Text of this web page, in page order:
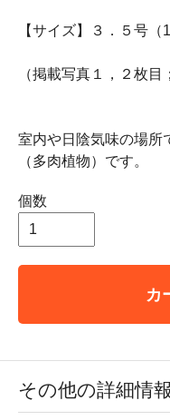
【サイズ】３．５号
（掲載写真１，２枚目
室内や日陰気味の場所
（多肉植物）です。
個数
カ
その他の詳細情報